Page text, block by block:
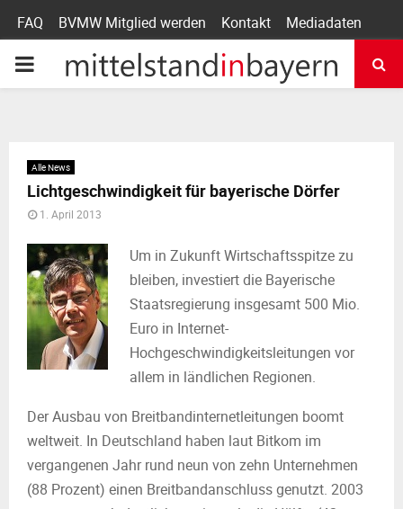
FAQ BVMW Mitglied werden Kontakt Mediadaten
P
M
R
M
N
Alle News
Lichtgeschwindigkeit für bayerische Dörfer
1. April 2013
Um in Zukunft Wirtschaftsspitze zu
bleiben, investiert die Bayerische
Staatsregierung insgesamt 500 Mio.
Euro in Internet-
Hochgeschwindigkeitsleitungen vor
allem in ländlichen Regionen.
Der Ausbau von Breitbandinternetleitungen boomt
weltweit. In Deutschland haben laut Bitkom im
vergangenen Jahr rund neun von zehn Unternehmen
(88 Prozent) einen Breitbandanschluss genutzt. 2003